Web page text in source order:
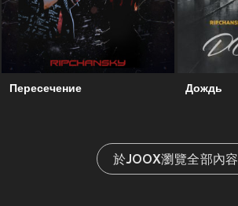
Пересечение Дождь
於JOOX瀏覽全部內容